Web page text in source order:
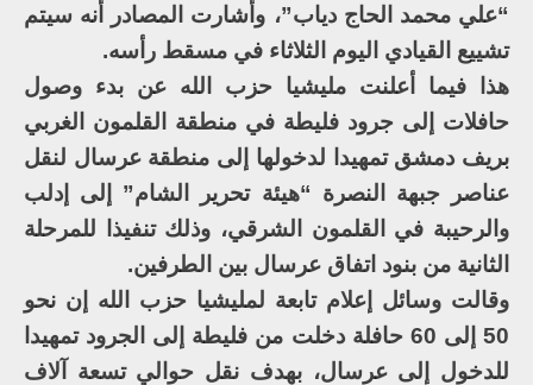
“علي محمد الحاج دياب”، وأشارت المصادر أنه سيتم
تشييع القيادي اليوم الثلاثاء في مسقط رأسه.
هذا فيما أعلنت مليشيا حزب الله عن بدء وصول
حافلات إلى جرود فليطة في منطقة القلمون الغربي
بريف دمشق تمهيدا لدخولها إلى منطقة عرسال لنقل
عناصر جبهة النصرة “هيئة تحرير الشام” إلى إدلب
والرحيبة في القلمون الشرقي، وذلك تنفيذا للمرحلة
الثانية من بنود اتفاق عرسال بين الطرفين.
وقالت وسائل إعلام تابعة لمليشيا حزب الله إن نحو
50 إلى 60 حافلة دخلت من فليطة إلى الجرود تمهيدا
للدخول إلى عرسال، بهدف نقل حوالي تسعة آلاف